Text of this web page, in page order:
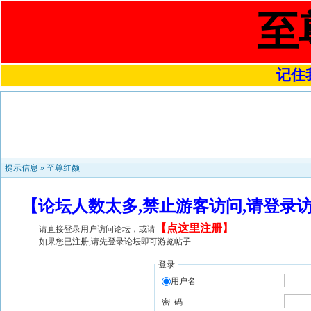
至
记住
提示信息 » 至尊红颜
【论坛人数太多,禁止游客访问,请登
请直接登录用户访问论坛，或请 【 点这里注册】
如果您已注册,请先登录论坛即可游览帖子
登录
用户名
密 码